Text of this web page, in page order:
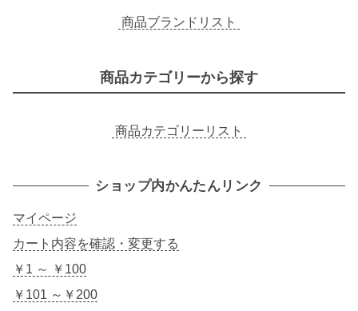
商品ブランドリスト
商品カテゴリーから探す
商品カテゴリーリスト
ショップ内かんたんリンク
マイページ
カート内容を確認・変更する
￥1 ～ ￥100
￥101 ～￥200